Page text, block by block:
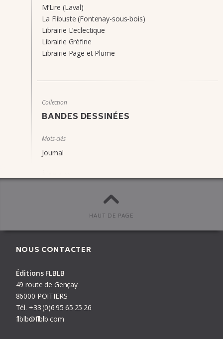
M’Lire (Laval)
La Flibuste (Fontenay-sous-bois)
Librairie L’eclectique
Librairie Gréfine
Librairie Page et Plume
Collection
BANDES DESSINÉES
Mots-clés
Journal
Le coup de boule est parti tout seul
Albert Monteys fait son show
PRÉCÉDENT
HAUT DE PAGE
NOUS CONTACTER
Éditions FLBLB
49 route de Gençay
86000 POITIERS
Tél. +33(0)695 65 25 26
flblb@flblb.com